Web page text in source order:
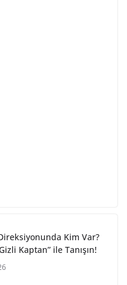
Kim Var?
Kaptan” ile Tanışın!